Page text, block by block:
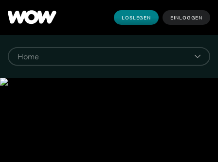
LOSLEGEN EINLOGGEN